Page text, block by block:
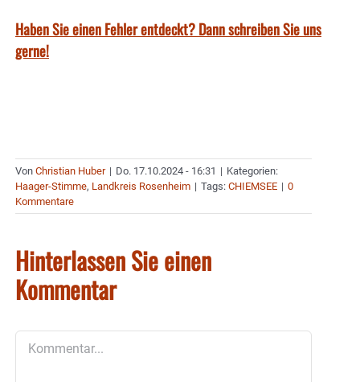
Haben Sie einen Fehler entdeckt? Dann schreiben Sie uns
gerne!
Von Christian Huber | Do. 17.10.2024 - 16:31 | Kategorien:
Haager-Stimme, Landkreis Rosenheim | Tags: CHIEMSEE | 0
Kommentare
Hinterlassen Sie einen
Kommentar